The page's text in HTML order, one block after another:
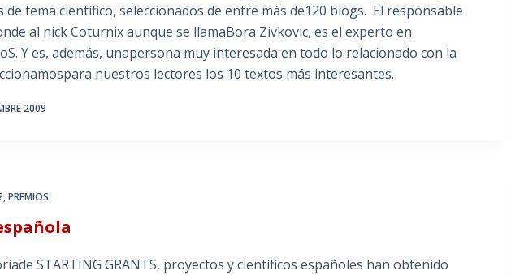
tema científico, seleccionados de entre más de120 blogs. El responsable
al nick Coturnix aunque se llamaBora Zivkovic, es el experto en
Y es, además, unapersona muy interesada en todo lo relacionado con la
nuestros lectores los 10 textos más interesantes.
2009
,PREMIOS
STARTING GRANTS, proyectos y científicos españoles han obtenido